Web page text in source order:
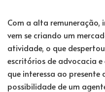
Com a alta remuneração,
vem se criando um
atividade, o que
escritórios de advocacia
que interessa ao
possibilidade de um